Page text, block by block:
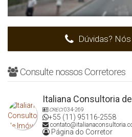
Dúvidas?
Consulte nossos Corretores
Italiana Consultoria
CRECI034-269
+55 (11) 95116-2558
Página do Corretor